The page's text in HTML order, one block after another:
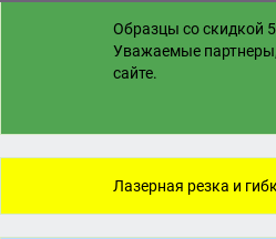
Образцы со скидкой
Уважаемые партнеры,
сайте.
Лазерная резка и